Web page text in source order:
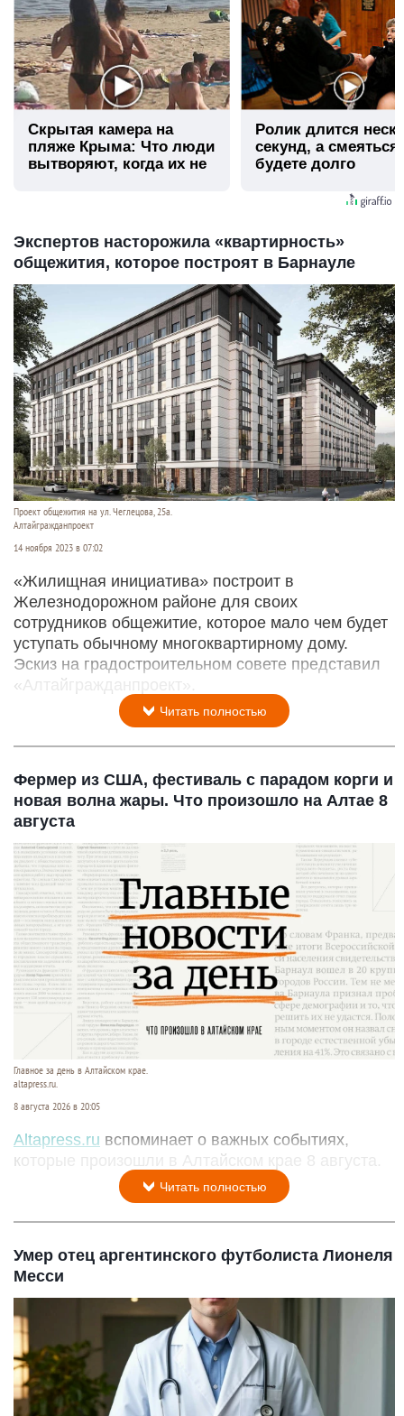
Скрытая камера на
пляже Крыма: Что люди
вытворяют, когда их не
Ролик длится
секунд, а
будете долго
Экспертов насторожила «квартирность»
общежития, которое построят в Барнауле
Проект общежития на ул. Чеглецова, 25а.
Алтайгражданпроект
14 ноября 2023 в 07:02
«Жилищная инициатива» построит в
Железнодорожном районе для своих
сотрудников общежитие, которое мало чем будет
уступать обычному многоквартирному дому.
Эскиз на градостроительном совете представил
«Алтайгражданпроект».
Читать полностью
Фермер из США, фестиваль с парадом корги и
новая волна жары. Что произошло на Алтае 8
августа
Главное за день в Алтайском крае.
altapress.ru.
8 августа 2026 в 20:05
Altapress.ru вспоминает о важных событиях,
которые произошли в Алтайском крае 8 августа.
Читать полностью
Умер отец аргентинского футболиста Лионеля
Месси